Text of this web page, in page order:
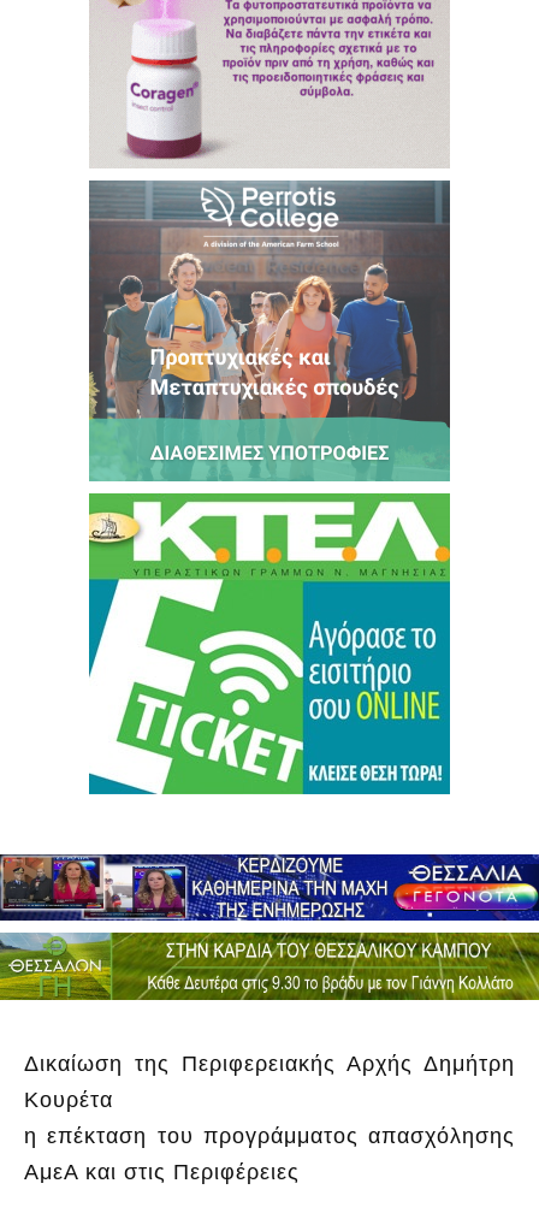
Δικαίωση της Περιφερειακής Αρχής Δημήτρη
Κουρέτα
η επέκταση του προγράμματος απασχόλησης
ΑμεΑ και στις Περιφέρειες